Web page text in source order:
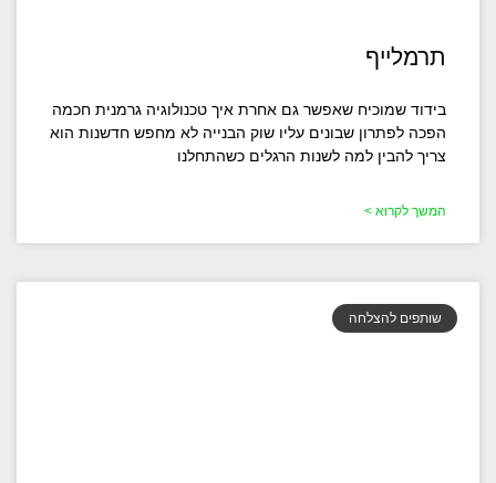
תרמלייף
בידוד שמוכיח שאפשר גם אחרת איך טכנולוגיה גרמנית חכמה
הפכה לפתרון שבונים עליו שוק הבנייה לא מחפש חדשנות הוא
צריך להבין למה לשנות הרגלים כשהתחלנו
המשך לקרוא >
שותפים להצלחה